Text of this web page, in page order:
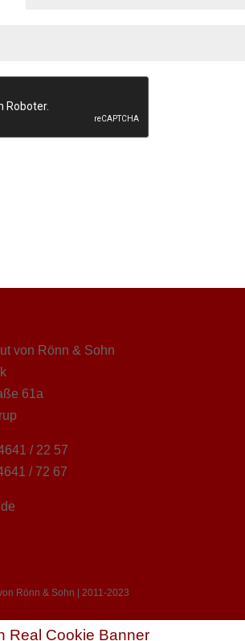
von Rönn & Sohn
61a
/ 22 57
/ 72 67
Rönn & Sohn | 2011-2023
Real Cookie Banner